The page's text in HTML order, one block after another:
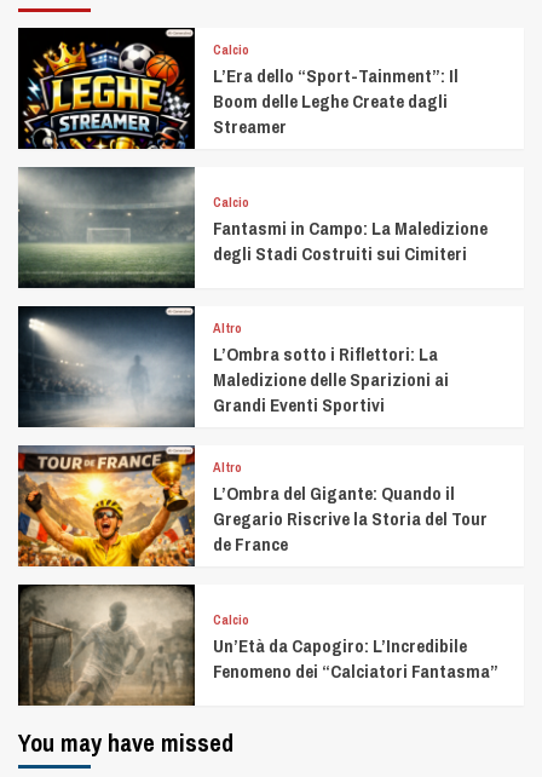
Calcio
L’Era dello “Sport-Tainment”: Il
Boom delle Leghe Create dagli
Streamer
Calcio
Fantasmi in Campo: La Maledizione
degli Stadi Costruiti sui Cimiteri
Altro
L’Ombra sotto i Riflettori: La
Maledizione delle Sparizioni ai
Grandi Eventi Sportivi
Altro
L’Ombra del Gigante: Quando il
Gregario Riscrive la Storia del Tour
de France
Calcio
Un’Età da Capogiro: L’Incredibile
Fenomeno dei “Calciatori Fantasma”
You may have missed